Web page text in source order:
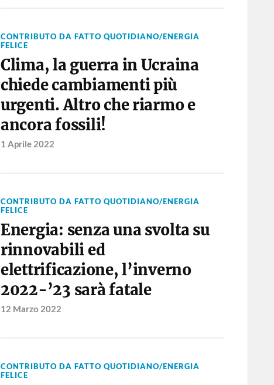
CONTRIBUTO DA FATTO QUOTIDIANO/ENERGIA
FELICE
Clima, la guerra in Ucraina
chiede cambiamenti più
urgenti. Altro che riarmo e
ancora fossili!
1 Aprile 2022
CONTRIBUTO DA FATTO QUOTIDIANO/ENERGIA
FELICE
Energia: senza una svolta su
rinnovabili ed
elettrificazione, l’inverno
2022-’23 sarà fatale
12 Marzo 2022
CONTRIBUTO DA FATTO QUOTIDIANO/ENERGIA
FELICE